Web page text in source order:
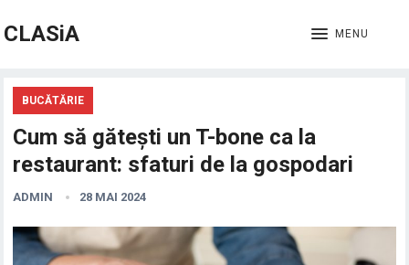
CLASiA MENU
BUCĂTĂRIE
Cum să gătești un T-bone ca la
restaurant: sfaturi de la gospodari
ADMIN 28 MAI 2024